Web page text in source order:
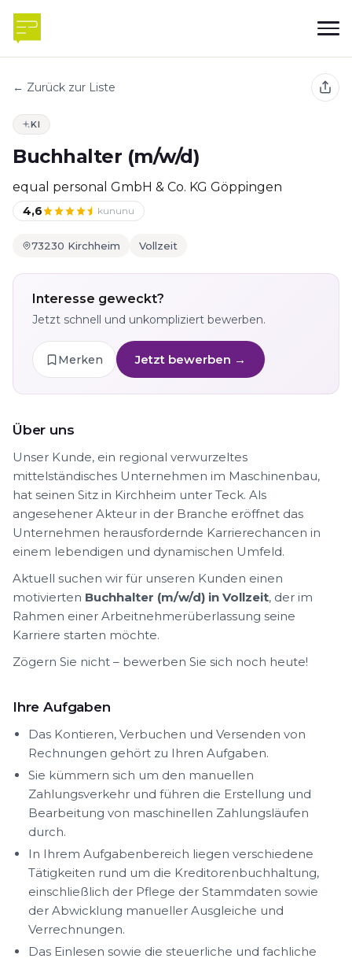
← Zurück zur Liste
KI
Buchhalter (m/w/d)
equal personal GmbH & Co. KG Göppingen
4,6 kununu
73230 Kirchheim Vollzeit
Interesse geweckt?
Jetzt schnell und unkompliziert bewerben.
Merken Jetzt bewerben →
Über uns
Unser Kunde, ein regional verwurzeltes
mittelständisches Unternehmen im Maschinenbau,
hat seinen Sitz in Kirchheim unter Teck. Als
angesehener Akteur in der Branche eröffnet das
Unternehmen herausfordernde Karrierechancen in
einem lebendigen und dynamischen Umfeld.
Aktuell suchen wir für unseren Kunden einen
motivierten Buchhalter (m/w/d) in Vollzeit, der im
Rahmen einer Arbeitnehmerüberlassung seine
Karriere starten möchte.
Zögern Sie nicht – bewerben Sie sich noch heute!
Ihre Aufgaben
Das Kontieren, Verbuchen und Versenden von
Rechnungen gehört zu Ihren Aufgaben.
Sie kümmern sich um den manuellen
Zahlungsverkehr und führen die Erstellung und
Bearbeitung von maschinellen Zahlungsläufen
durch.
In Ihrem Aufgabenbereich liegen verschiedene
Tätigkeiten rund um die Kreditorenbuchhaltung,
einschließlich der Pflege der Stammdaten sowie
der Abwicklung manueller Ausgleiche und
Verrechnungen.
Das Einlesen sowie die steuerliche und fachliche